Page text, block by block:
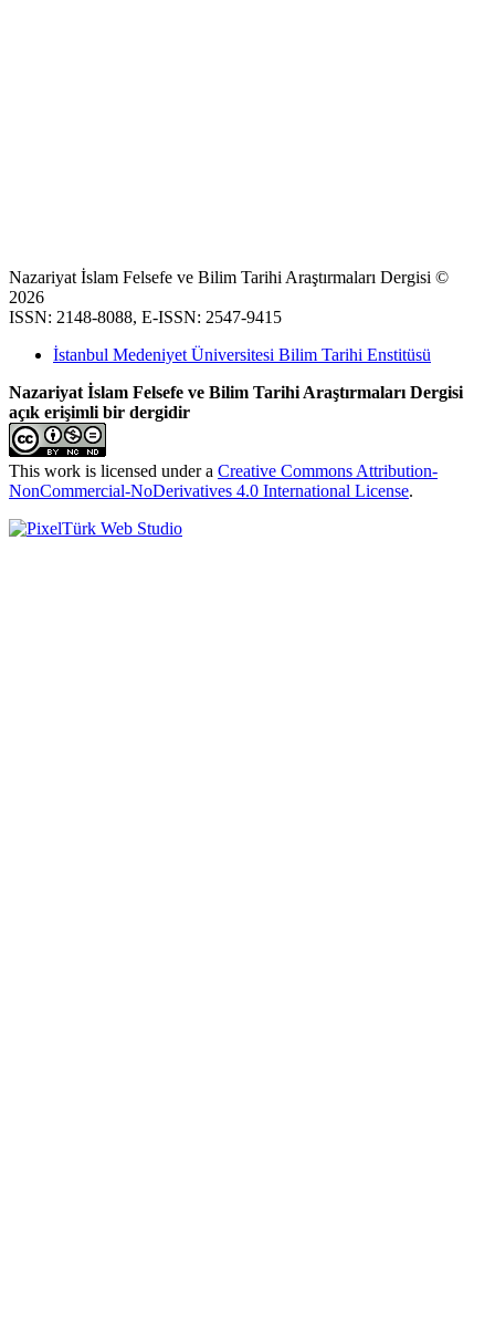
Nazariyat İslam Felsefe ve Bilim Tarihi Araştırmaları Dergisi ©
2026
ISSN: 2148-8088, E-ISSN: 2547-9415
İstanbul Medeniyet Üniversitesi Bilim Tarihi Enstitüsü
Nazariyat İslam Felsefe ve Bilim Tarihi Araştırmaları Dergisi
açık erişimli bir dergidir
This work is licensed under a Creative Commons Attribution-
NonCommercial-NoDerivatives 4.0 International License.